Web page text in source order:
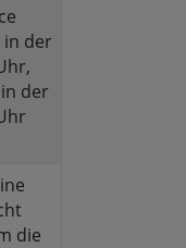
in der
der
die